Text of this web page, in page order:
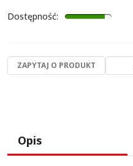
Dostępność:
ZAPYTAJ O PRODUKT
Opis